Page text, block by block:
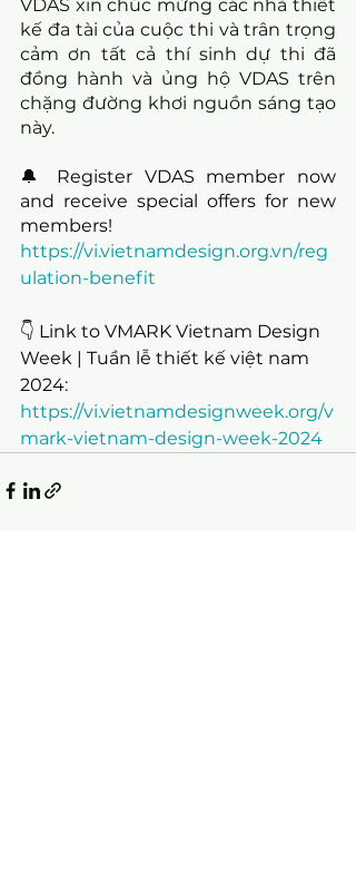
VDAS xin chúc mừng các nhà thiết
kế đa tài của cuộc thi và trân trọng
cảm ơn tất cả thí sinh dự thi đã
đồng hành và ủng hộ VDAS trên
chặng đường khơi nguồn sáng tạo
này.
🔔 Register VDAS member now
and receive special offers for new
members!
https://vi.vietnamdesign.org.vn/reg
ulation-benefit
👇 Link to VMARK Vietnam Design
Week | Tuần lễ thiết kế việt nam
2024:
https://vi.vietnamdesignweek.org/v
mark-vietnam-design-week-2024